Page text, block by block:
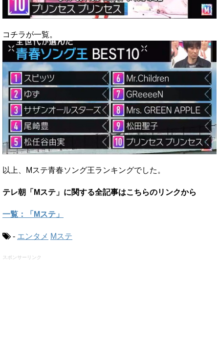
コチラが一覧。
以上、Mステ青春ソング王ランキングでした。
テレ朝「Mステ」に関する全記事はこちらのリンクから
一覧：「Mステ」
- エンタメ Mステ
スポンサーリンク